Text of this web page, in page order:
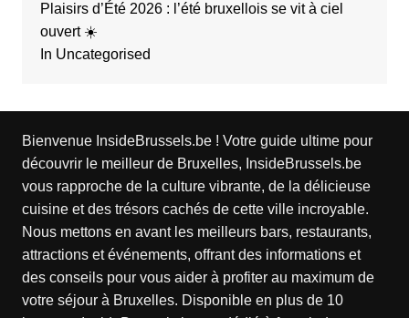
Plaisirs d’Été 2026 : l’été bruxellois se vit à ciel
ouvert ☀️
In Uncategorised
Bienvenue InsideBrussels.be ! Votre guide ultime pour
découvrir le meilleur de Bruxelles, InsideBrussels.be
vous rapproche de la culture vibrante, de la délicieuse
cuisine et des trésors cachés de cette ville incroyable.
Nous mettons en avant les meilleurs bars, restaurants,
attractions et événements, offrant des informations et
des conseils pour vous aider à profiter au maximum de
votre séjour à Bruxelles. Disponible en plus de 10